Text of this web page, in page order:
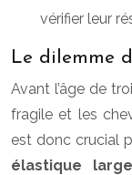
vérifier leur
Le dilemme
Avant l’âge de
fragile et les
est donc crucial
élastique large